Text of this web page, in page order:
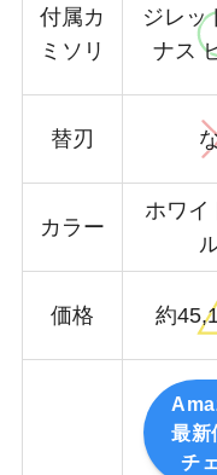
付属カ
ミソリ
ジレッ
ナス
替刃
カラー
ホワイ
価格 約
最新
チ